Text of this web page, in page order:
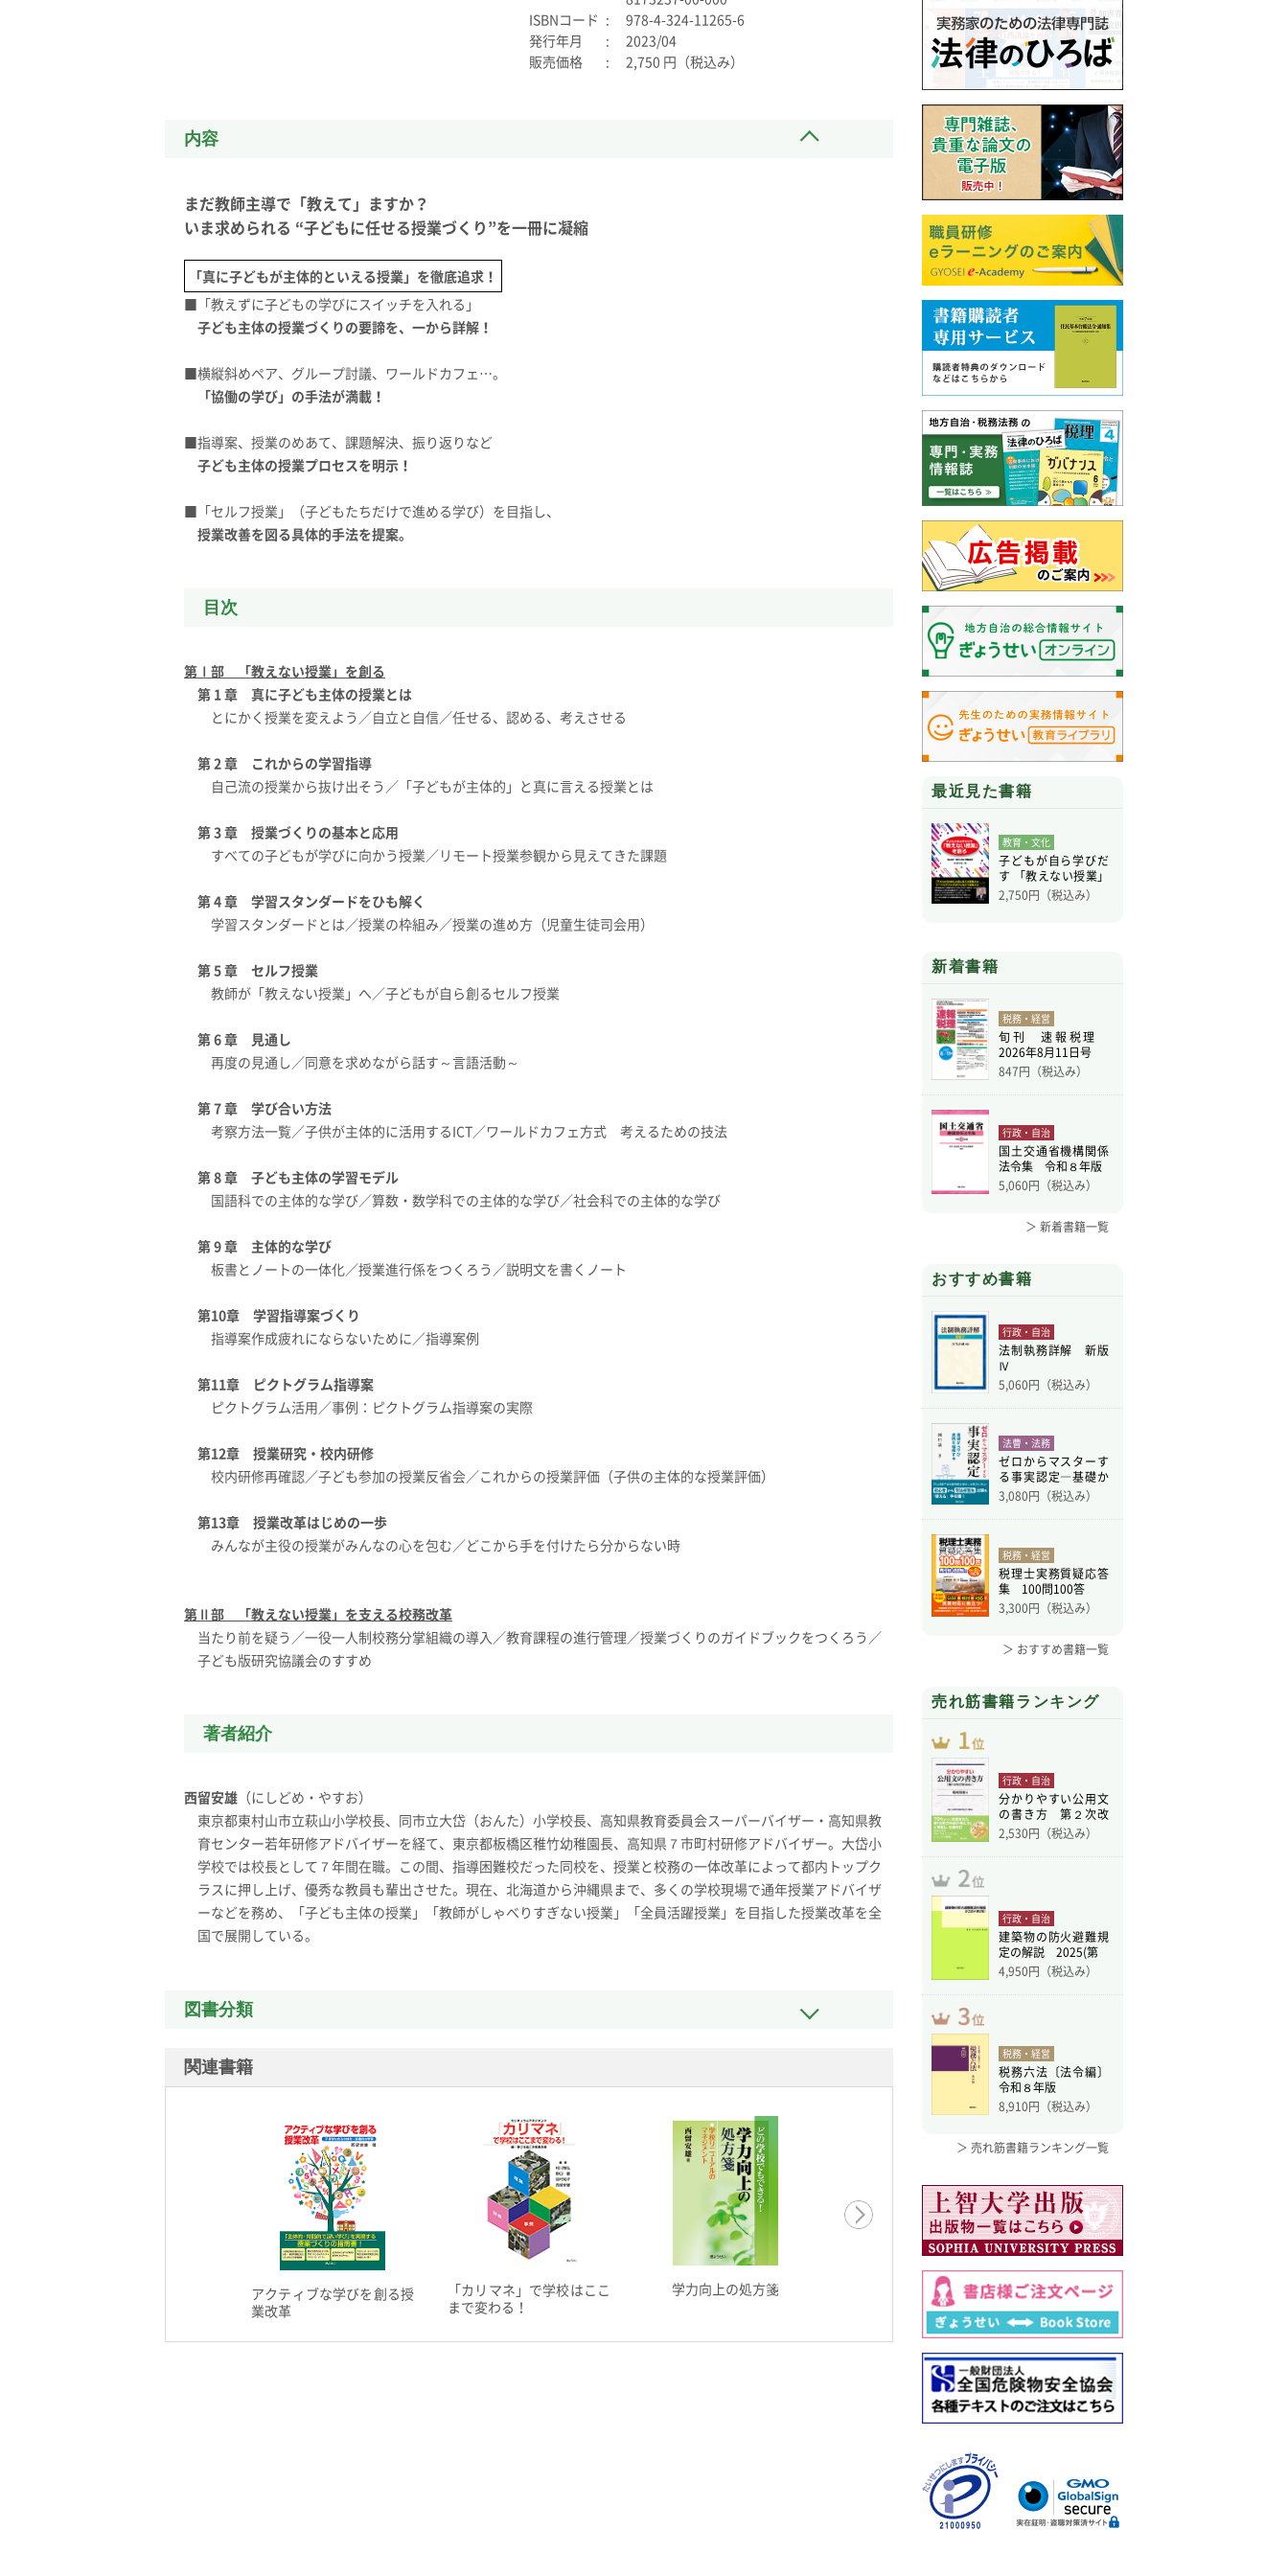
ISBNコード
978-4-324-11265-6
発行年月
2023/04
販売価格
2,750 円（税込み）
内容
まだ教師主導で「教えて」ますか？
いま求められる “子どもに任せる授業づくり”を一冊に凝縮
「真に子どもが主体的といえる授業」を徹底追求！
■「教えずに子どもの学びにスイッチを入れる」
子ども主体の授業づくりの要諦を、一から詳解！
■横縦斜めペア、グループ討議、ワールドカフェ…。
「協働の学び」の手法が満載！
■指導案、授業のめあて、課題解決、振り返りなど
子ども主体の授業プロセスを明示！
■「セルフ授業」（子どもたちだけで進める学び）を目指し、
授業改善を図る具体的手法を提案。
目次
第Ⅰ部 「教えない授業」を創る
第 1 章 真に子ども主体の授業とは
とにかく授業を変えよう／自立と自信／任せる、認める、考えさせる
第 2 章 これからの学習指導
自己流の授業から抜け出そう／「子どもが主体的」と真に言える授業とは
第 3 章 授業づくりの基本と応用
すべての子どもが学びに向かう授業／リモート授業参観から見えてきた課題
第 4 章 学習スタンダードをひも解く
学習スタンダードとは／授業の枠組み／授業の進め方（児童生徒司会用）
第 5 章 セルフ授業
教師が「教えない授業」へ／子どもが自ら創るセルフ授業
第 6 章 見通し
再度の見通し／同意を求めながら話す～言語活動～
第 7 章 学び合い方法
考察方法一覧／子供が主体的に活用するICT／ワールドカフェ方式 考えるための技法
第 8 章 子ども主体の学習モデル
国語科での主体的な学び／算数・数学科での主体的な学び／社会科での主体的な学び
第 9 章 主体的な学び
板書とノートの一体化／授業進行係をつくろう／説明文を書くノート
第10章 学習指導案づくり
指導案作成疲れにならないために／指導案例
第11章 ピクトグラム指導案
ピクトグラム活用／事例：ピクトグラム指導案の実際
第12章 授業研究・校内研修
校内研修再確認／子ども参加の授業反省会／これからの授業評価（子供の主体的な授業評価）
第13章 授業改革はじめの一歩
みんなが主役の授業がみんなの心を包む／どこから手を付けたら分からない時
第Ⅱ部 「教えない授業」を支える校務改革
当たり前を疑う／一役一人制校務分掌組織の導入／教育課程の進行管理／授業づくりのガイドブックをつくろう／
子ども版研究協議会のすすめ
著者紹介
西留安雄 （にしどめ・やすお）
東京都東村山市立萩山小学校長、同市立大岱（おんた）小学校長、高知県教育委員会スーパーバイザー・高知県教
育センター若年研修アドバイザーを経て、東京都板橋区稚竹幼稚園長、高知県７市町村研修アドバイザー。大岱小
学校では校長として７年間在職。この間、指導困難校だった同校を、授業と校務の一体改革によって都内トップク
ラスに押し上げ、優秀な教員も輩出させた。現在、北海道から沖縄県まで、多くの学校現場で通年授業アドバイザ
ーなどを務め、「子ども主体の授業」「教師がしゃべりすぎない授業」「全員活躍授業」を目指した授業改革を全
国で展開している。
図書分類
関連書籍
アクティブな学びを創る授
業改革
「カリマネ」で学校はここ
まで変わる！
学力向上の処方箋
最近見た書籍
教育・文化
子どもが自ら学びだ
す 「教えない授業」
を
2,750円（税込み）
新着書籍
税務・経営
旬刊 速報税理
2026年8月11日号
847円（税込み）
行政・自治
国土交通省機構関係
法令集 令和８年版
5,060円（税込み）
＞ 新着書籍一覧
おすすめ書籍
行政・自治
法制執務詳解 新版
Ⅳ
5,060円（税込み）
法曹・法務
ゼロからマスターす
る事実認定―基礎か
ら学
3,080円（税込み）
税務・経営
税理士実務質疑応答
集 100問100答
3,300円（税込み）
＞ おすすめ書籍一覧
売れ筋書籍ランキング
行政・自治
分かりやすい公用文
の書き方 第２次改
訂版
2,530円（税込み）
行政・自治
建築物の防火避難規
定の解説 2025(第
4,950円（税込み）
税務・経営
税務六法〔法令編〕
令和８年版
8,910円（税込み）
＞ 売れ筋書籍ランキング一覧